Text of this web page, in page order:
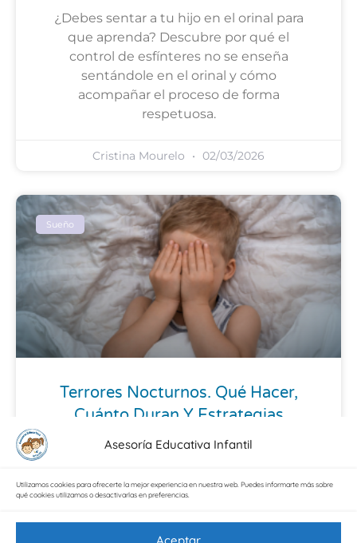
Asesoría Educativa Infantil
Utilizamos cookies para ofrecerte la mejor experiencia en nuestra web. Puedes informarte más sobre
qué cookies utilizamos o desactivarlas en preferencias.
Aceptar
¿Debes sentar a tu hijo en el orinal para
que aprenda? Descubre por qué el
control de esfínteres no se enseña
sentándole en el orinal y cómo
acompañar el proceso de forma
respetuosa.
Cristina Mourelo 02/03/2026
Sueño
Terrores Nocturnos. Qué Hacer,
Cuánto Duran Y Estrategias
mismo, pero no. Son más llamativos y